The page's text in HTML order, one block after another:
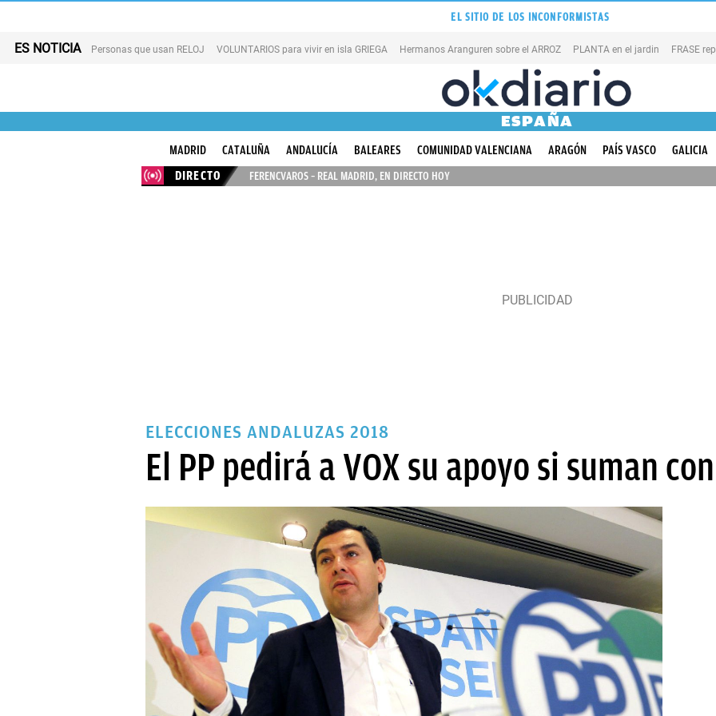
EL SITIO DE LOS INCONFORMISTAS
ES NOTICIA Personas que usan RELOJ VOLUNTARIOS para vivir en isla GRIEGA Hermanos Aranguren sobre el ARROZ PLANTA en el jardin FRASE
ESPAÑA
MADRID CATALUÑA ANDALUCÍA BALEARES COMUNIDAD VALENCIANA ARAGÓN PAÍS VASCO
GALICIA
DIRECTO
FERENCVAROS – REAL MADRID, EN DIRECTO HOY
ELECCIONES ANDALUZAS 2018
El PP pedirá a VOX su apoyo si suman con